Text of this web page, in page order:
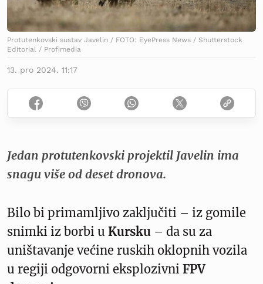
Protutenkovski sustav Javelin / FOTO: EyePress News / Shutterstock
Editorial / Profimedia
13. pro 2024. 11:17
Jedan protutenkovski projektil Javelin ima
snagu više od deset dronova.
Bilo bi primamljivo zaključiti – iz gomile
snimki iz borbi u Kursku – da su za
uništavanje većine ruskih oklopnih vozila
u regiji odgovorni eksplozivni FPV